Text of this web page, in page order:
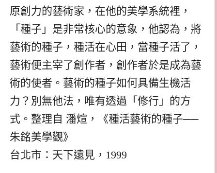
原創力的藝術家，在他的美學系統裡，
「種子」是非常核心的意象，他認為，將
藝術的種子，種活在心田，當種子活了，
藝術便主宰了創作者，創作者於是成為藝
術的使者。藝術的種子如何具備生機活
力？別無他法，唯有透過「修行」的方
式。整理自 潘煊，《種活藝術的種子──
朱銘美學觀》
台北市：天下遠見，1999